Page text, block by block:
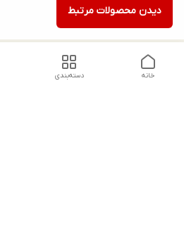
دیدن محصولات مرتبط
دسته‌بندی خانه